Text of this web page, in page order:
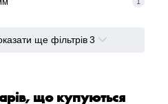
ще фільтрів 3
що купуються